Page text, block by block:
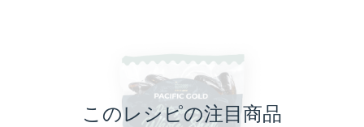
このレシピの注目商品